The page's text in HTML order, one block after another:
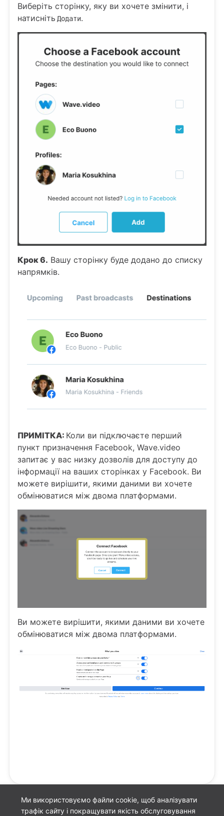
Ми використовуємо файли cookie, щоб аналізувати
трафік сайту і покращувати якість обслуговування
Виберіть сторінку, яку ви хочете змінити, і
натисніть Додати.
Крок 6. Вашу сторінку буде додано до списку
напрямків.
ПРИМІТКА: Коли ви підключаєте перший
пункт призначення Facebook, Wave.video
запитає у вас низку дозволів для доступу до
інформації на ваших сторінках у Facebook. Ви
можете вирішити, якими даними ви хочете
обмінюватися між двома платформами.
Ви можете вирішити, якими даними ви хочете
обмінюватися між двома платформами.